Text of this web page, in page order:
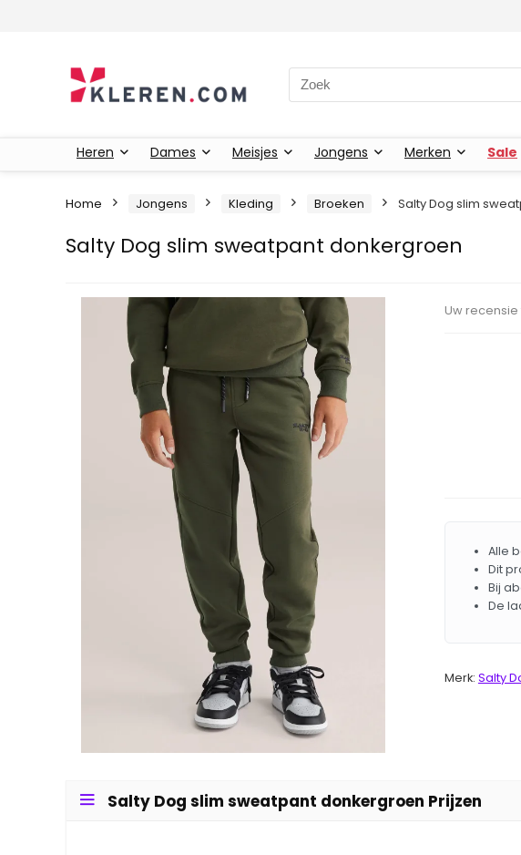
Zoeken naar:
Heren Dames Meisjes Jongens Merken Sale
Home Jongens Kleding Broeken Salty Dog slim
Salty Dog slim sweatpant donkergroen
Uw
Alle
Dit
Bij
De
Merk: Salty
Salty Dog slim sweatpant donkergroen Prijzen